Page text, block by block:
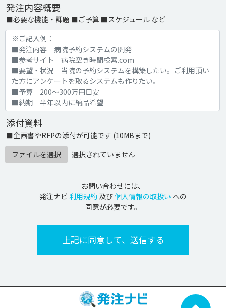
発注内容概要
■必要な機能・課題 ■ご予算 ■スケジュール など
添付資料
■企画書やRFPの添付が可能です (10MBまで)
ファイルを選択
選択されていません
お問い合わせには、
発注ナビ 利用規約 及び個人情報の取扱い への
同意が必要です。